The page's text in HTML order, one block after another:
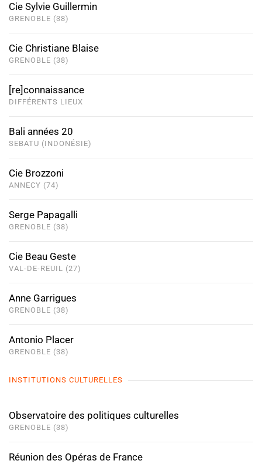
Cie Sylvie Guillermin
GRENOBLE (38)
Cie Christiane Blaise
GRENOBLE (38)
[re]connaissance
DIFFÉRENTS LIEUX
Bali années 20
SEBATU (INDONÉSIE)
Cie Brozzoni
ANNECY (74)
Serge Papagalli
GRENOBLE (38)
Cie Beau Geste
VAL-DE-REUIL (27)
Anne Garrigues
GRENOBLE (38)
Antonio Placer
GRENOBLE (38)
INSTITUTIONS CULTURELLES
Observatoire des politiques culturelles
GRENOBLE (38)
Réunion des Opéras de France